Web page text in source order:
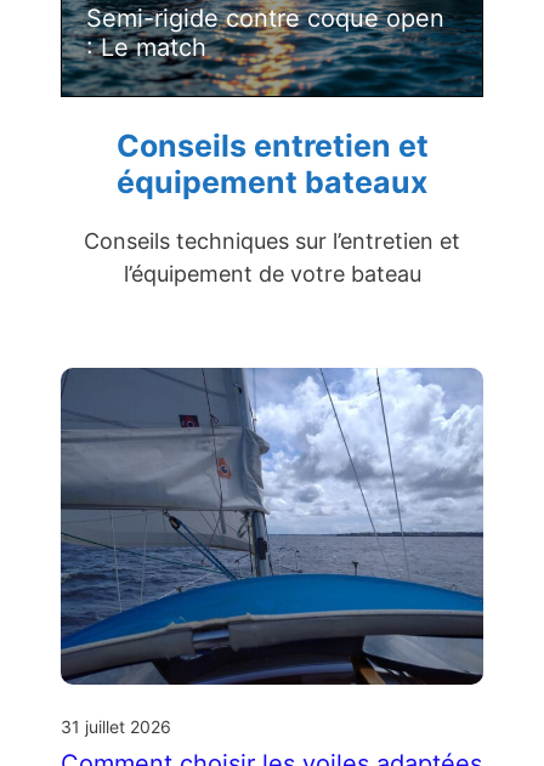
Semi-rigide contre coque open
: Le match
Conseils entretien et
équipement bateaux
Conseils techniques sur l’entretien et
l’équipement de votre bateau
31 juillet 2026